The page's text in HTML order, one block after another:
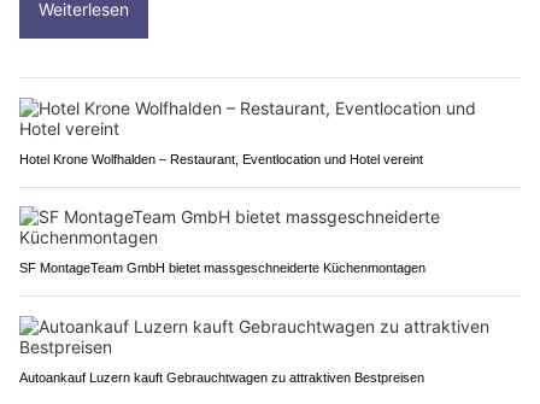
Weiterlesen
Hotel Krone Wolfhalden – Restaurant, Eventlocation und Hotel vereint
SF MontageTeam GmbH bietet massgeschneiderte Küchenmontagen
Autoankauf Luzern kauft Gebrauchtwagen zu attraktiven Bestpreisen